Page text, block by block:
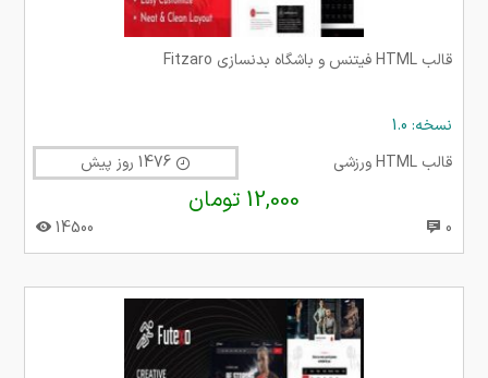
قالب HTML فیتنس و باشگاه بدنسازی Fitzaro
نسخه: 1.0
قالب HTML ورزشی
12,000 تومان
0
14500